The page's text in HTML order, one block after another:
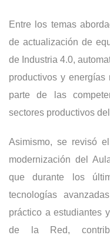
Entre los temas
de actualización de
de Industria 4.0,
productivos y energías
parte de las
sectores productivos
Asimismo, se revisó
modernización del
que durante los
tecnologías
práctico a estudiantes
de la Red,